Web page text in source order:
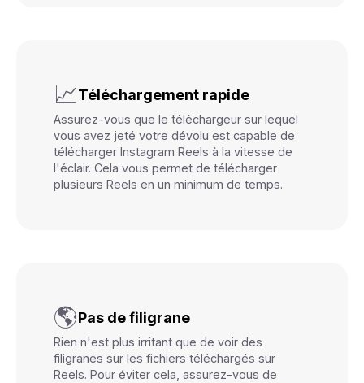
📈Téléchargement rapide
Assurez-vous que le téléchargeur sur lequel
vous avez jeté votre dévolu est capable de
télécharger Instagram Reels à la vitesse de
l'éclair. Cela vous permet de télécharger
plusieurs Reels en un minimum de temps.
🌎Pas de filigrane
Rien n'est plus irritant que de voir des
filigranes sur les fichiers téléchargés sur
Reels. Pour éviter cela, assurez-vous de